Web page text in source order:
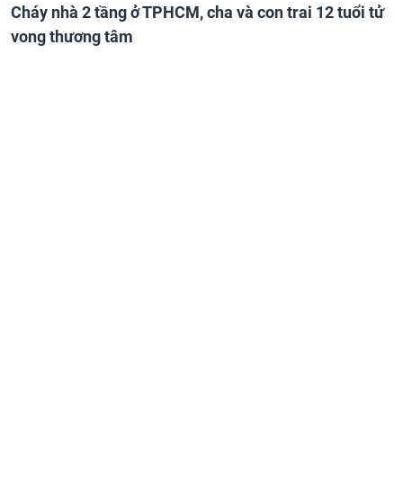
Cháy nhà 2 tầng ở TPHCM, cha và con trai 12 tuổi tử
vong thương tâm